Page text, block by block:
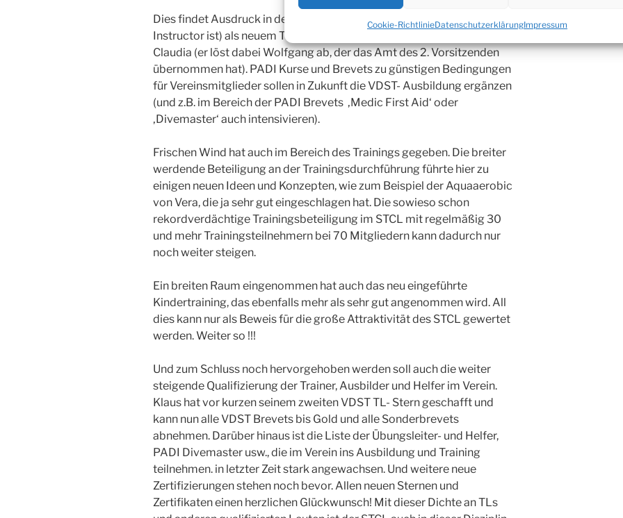
Cookie-RichtlinieDatenschutzerklärungImpressum
Dies findet Ausdruck in der Wahl von Martin Gehring (der ja PADI
Instructor ist) als neuem Trainings- und Ausbildungsleiter neben
Claudia (er löst dabei Wolfgang ab, der das Amt des 2. Vorsitzenden
übernommen hat). PADI Kurse und Brevets zu günstigen Bedingungen
für Vereinsmitglieder sollen in Zukunft die VDST- Ausbildung ergänzen
(und z.B. im Bereich der PADI Brevets ‚Medic First Aid‘ oder
‚Divemaster‘ auch intensivieren).
Frischen Wind hat auch im Bereich des Trainings gegeben. Die breiter
werdende Beteiligung an der Trainingsdurchführung führte hier zu
einigen neuen Ideen und Konzepten, wie zum Beispiel der Aquaaerobic
von Vera, die ja sehr gut eingeschlagen hat. Die sowieso schon
rekordverdächtige Trainingsbeteiligung im STCL mit regelmäßig 30
und mehr Trainingsteilnehmern bei 70 Mitgliedern kann dadurch nur
noch weiter steigen.
Ein breiten Raum eingenommen hat auch das neu eingeführte
Kindertraining, das ebenfalls mehr als sehr gut angenommen wird. All
dies kann nur als Beweis für die große Attraktivität des STCL gewertet
werden. Weiter so !!!
Und zum Schluss noch hervorgehoben werden soll auch die weiter
steigende Qualifizierung der Trainer, Ausbilder und Helfer im Verein.
Klaus hat vor kurzen seinem zweiten VDST TL- Stern geschafft und
kann nun alle VDST Brevets bis Gold und alle Sonderbrevets
abnehmen. Darüber hinaus ist die Liste der Übungsleiter- und Helfer,
PADI Divemaster usw., die im Verein ins Ausbildung und Training
teilnehmen. in letzter Zeit stark angewachsen. Und weitere neue
Zertifizierungen stehen noch bevor. Allen neuen Sternen und
Zertifikaten einen herzlichen Glückwunsch! Mit dieser Dichte an TLs